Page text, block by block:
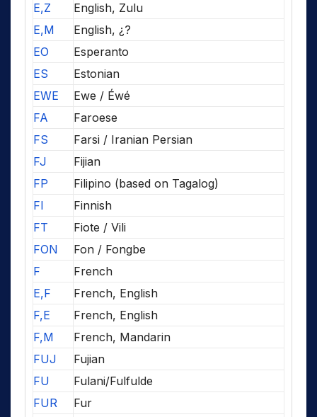
E,Z
English, Zulu
E,M
English, ¿?
EO
Esperanto
ES
Estonian
EWE
Ewe / Éwé
FA
Faroese
FS
Farsi / Iranian Persian
FJ
Fijian
FP
Filipino (based on Tagalog)
FI
Finnish
FT
Fiote / Vili
FON
Fon / Fongbe
F
French
E,F
French, English
F,E
French, English
F,M
French, Mandarin
FUJ
Fujian
FU
Fulani/Fulfulde
FUR
Fur